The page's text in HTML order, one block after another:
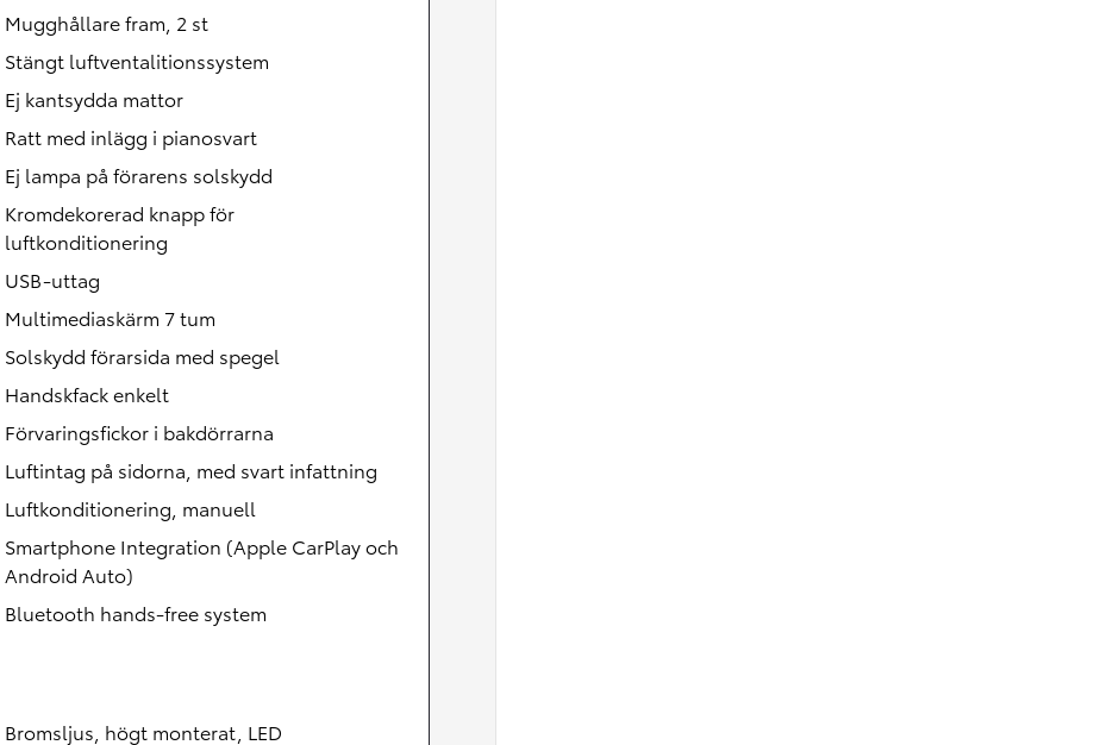
Mugghållare fram, 2 st
Stängt luftventalitionssystem
Ej kantsydda mattor
Ratt med inlägg i pianosvart
Ej lampa på förarens solskydd
Kromdekorerad knapp för
luftkonditionering
USB-uttag
Multimediaskärm 7 tum
Solskydd förarsida med spegel
Handskfack enkelt
Förvaringsfickor i bakdörrarna
Luftintag på sidorna, med svart infattning
Luftkonditionering, manuell
Smartphone Integration (Apple CarPlay och
Android Auto)
Bluetooth hands-free system
Bromsljus, högt monterat, LED